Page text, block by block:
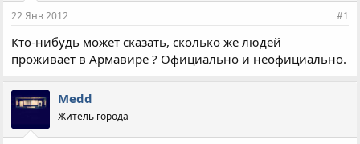
е
ы
ч
л
а
22 Янв 2012 #1
Кто-нибудь может сказать, сколько же людей
проживает в Армавире ? Официально и неофициально.
Medd
Житель города